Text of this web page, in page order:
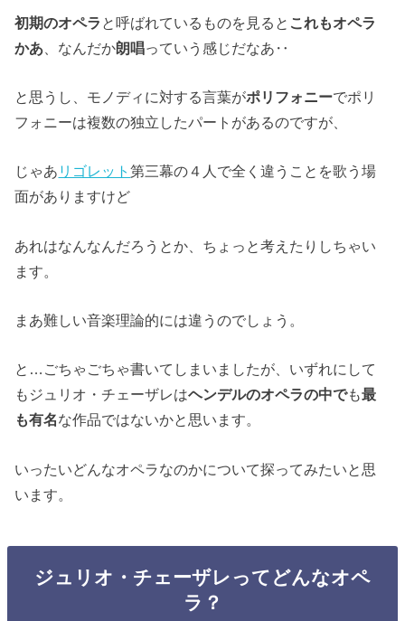
初期のオペラ と呼ばれているものを見ると これもオペラ
かあ 、なんだか朗唱っていう感じだなあ‥
と思うし、モノディに対する言葉がポリフォニーでポリ
フォニーは複数の独立したパートがあるのですが、
じゃあ リゴレット第三幕の４人で全く違うことを歌う場
面がありますけど
あれはなんなんだろうとか、ちょっと考えたりしちゃい
ます。
まあ難しい音楽理論的には違うのでしょう。
と…ごちゃごちゃ書いてしまいましたが、いずれにして
もジュリオ・チェーザレはヘンデルのオペラの中でも最
も有名な作品ではないかと思います。
いったいどんなオペラなのかについて探ってみたいと思
います。
ジュリオ・チェーザレってどんなオペ
ラ？